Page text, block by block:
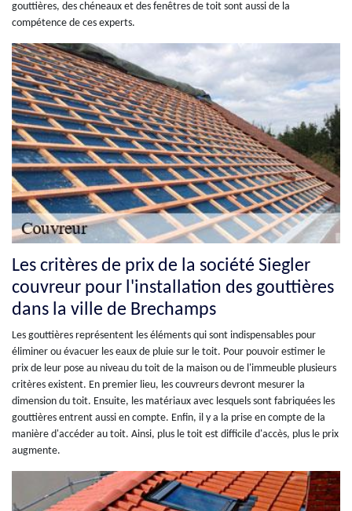
gouttières, des chéneaux et des fenêtres de toit sont aussi de la
compétence de ces experts.
Les critères de prix de la société Siegler
couvreur pour l'installation des gouttières
dans la ville de Brechamps
Les gouttières représentent les éléments qui sont indispensables pour
éliminer ou évacuer les eaux de pluie sur le toit. Pour pouvoir estimer le
prix de leur pose au niveau du toit de la maison ou de l'immeuble plusieurs
critères existent. En premier lieu, les couvreurs devront mesurer la
dimension du toit. Ensuite, les matériaux avec lesquels sont fabriquées les
gouttières entrent aussi en compte. Enfin, il y a la prise en compte de la
manière d'accéder au toit. Ainsi, plus le toit est difficile d'accès, plus le prix
augmente.